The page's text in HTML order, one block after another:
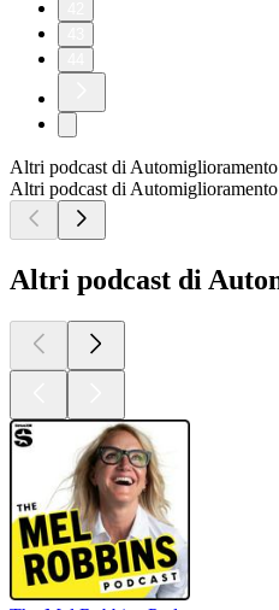
Altri podcast di Automiglioramento
Altri podcast di Automiglioramento
Altri podcast di